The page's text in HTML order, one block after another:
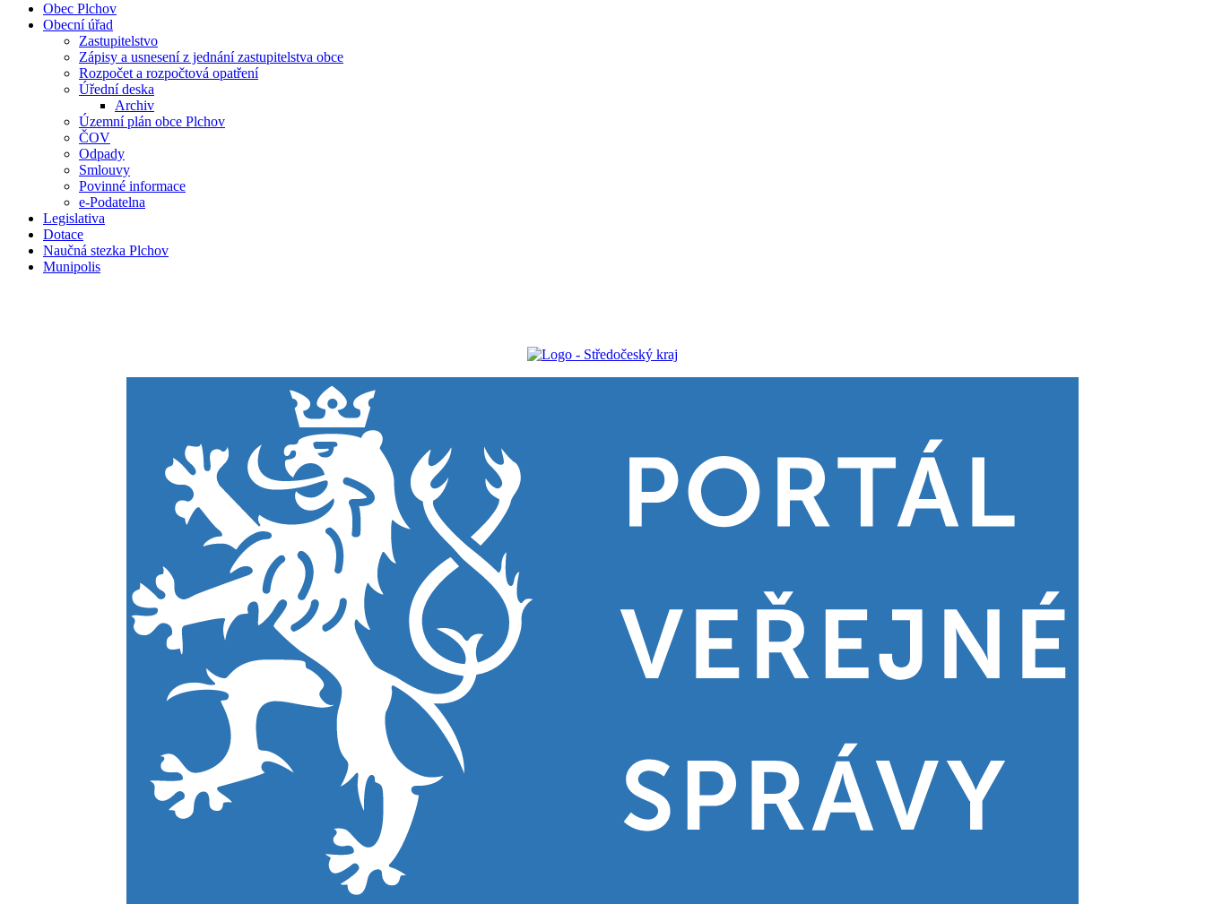
Obec Plchov
Obecní úřad
Zastupitelstvo
Zápisy a usnesení z jednání zastupitelstva obce
Rozpočet a rozpočtová opatření
Úřední deska
Archiv
Územní plán obce Plchov
ČOV
Odpady
Smlouvy
Povinné informace
e-Podatelna
Legislativa
Dotace
Naučná stezka Plchov
Munipolis